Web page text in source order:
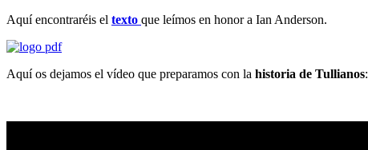
Aquí encontraréis el texto que leímos en honor a Ian Anderson.
Aquí os dejamos el vídeo que preparamos con la historia de Tullianos: